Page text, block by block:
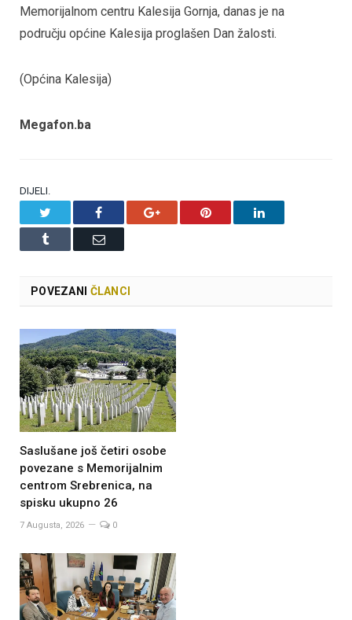
Memorijalnom centru Kalesija Gornja, danas je na
području općine Kalesija proglašen Dan žalosti.
(Općina Kalesija)
Megafon.ba
DIJELI.
Facebook Google+ Pinterest LinkedIn
Tumblr Email
POVEZANI ČLANCI
Saslušane još četiri osobe
povezane s Memorijalnim
centrom Srebrenica, na
spisku ukupno 26
7 Augusta, 2026 0